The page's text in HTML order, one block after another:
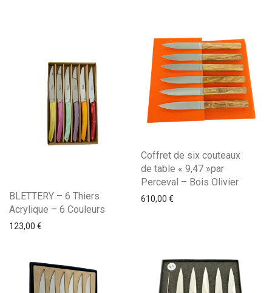
BLETTERY – 6 Thiers
Acrylique – 6 Couleurs
123,00 €
Coffret de six couteaux
de table « 9,47 »par
Perceval – Bois Olivier
610,00 €